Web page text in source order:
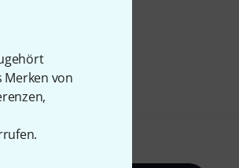
Merken von